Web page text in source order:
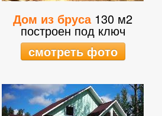
Дом из бруса130 м2
построен под ключ
смотреть фото